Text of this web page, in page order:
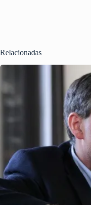
Relacionadas